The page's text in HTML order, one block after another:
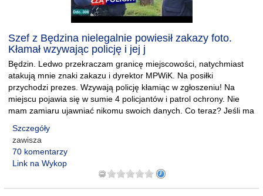
Szef z Będzina nielegalnie powiesił zakazy foto.
Kłamał wzywając policję i jej j
Będzin. Ledwo przekraczam granicę miejscowości, natychmiast
atakują mnie znaki zakazu i dyrektor MPWiK. Na posiłki
przychodzi prezes. Wzywają policję kłamiąc w zgłoszeniu! Na
miejscu pojawia się w sumie 4 policjantów i patrol ochrony. Nie
mam zamiaru ujawniać nikomu swoich danych. Co teraz? Jeśli ma
Szczegóły
zawisza
70 komentarzy
Link na Wykop